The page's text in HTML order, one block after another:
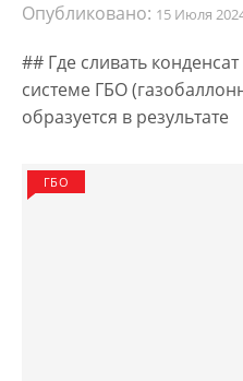
Опубликовано: 15 Июля
## Где сливать
системе ГБО
образуется в результате
ГБО